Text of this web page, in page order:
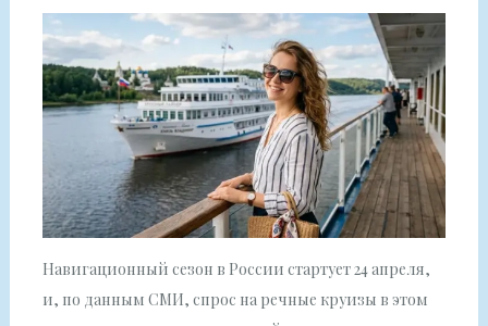
Навигационный сезон в России стартует 24 апреля,
и, по данным СМИ, спрос на речные круизы в этом